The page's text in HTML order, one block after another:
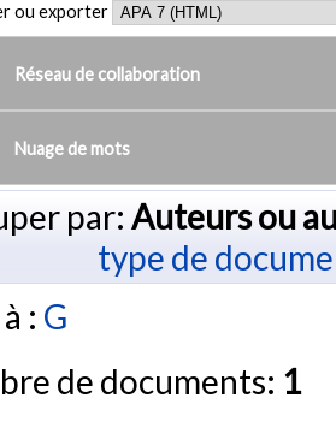
ou exporter
Réseau de collaboration
Nuage de mots
par: Auteurs ou
type de
: G
de documents: 1